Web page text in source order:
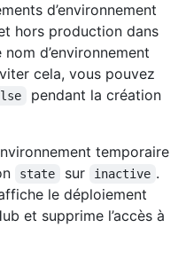
d’environnement
hors production dans
d’environnement
cela, vous pouvez
pendant la création
temporaire
state sur inactive .
le déploiement
et supprime l’accès à